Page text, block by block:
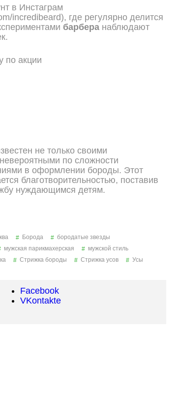
в Инстаграм
incredibeard), где регулярно делится
барбера наблюдают
не только своими
по сложности
в оформлении бороды. Этот
благотворительностью, поставив
нуждающимся детям.
Борода
бородатые звезды
мужская парикмахерская
мужской стиль
Стрижка бороды Стрижка усов Усы
Facebook
VKontakte